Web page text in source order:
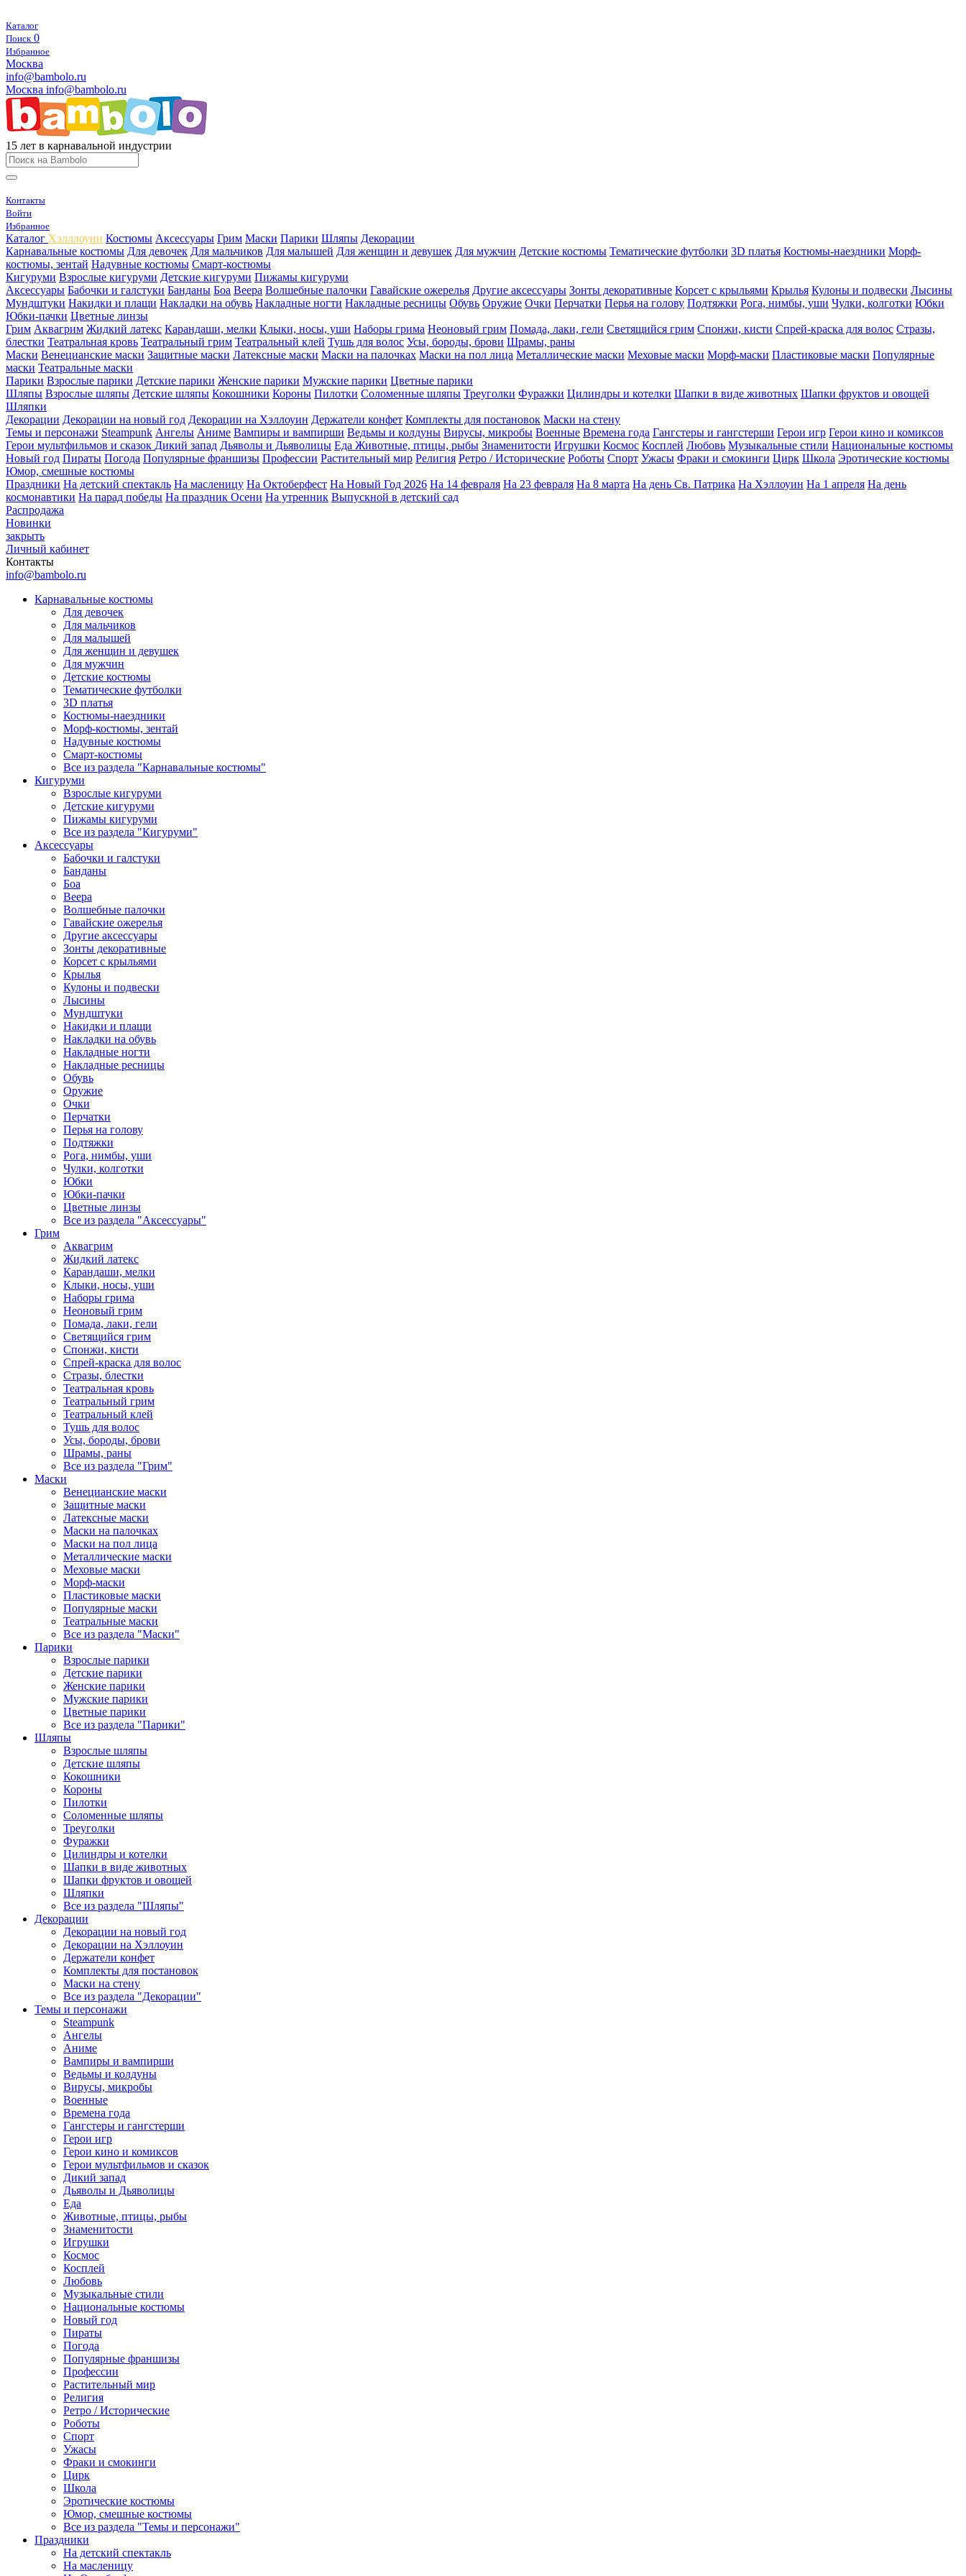
Каталог
Поиск 0
Избранное
Москва
info@bambolo.ru
Москва info@bambolo.ru
15 лет в карнавальной индустрии
Контакты
Войти
Избранное
Каталог Хэлллоуин Костюмы Аксессуары Грим Маски Парики Шляпы Декорации
Карнавальные костюмы Для девочек Для мальчиков Для малышей Для женщин и девушек Для мужчин Детские костюмы Тематические футболки 3D платья Костюмы-наездники Морф-
костюмы, зентай Надувные костюмы Смарт-костюмы
Кигуруми Взрослые кигуруми Детские кигуруми Пижамы кигуруми
Аксессуары Бабочки и галстуки Банданы Боа Веера Волшебные палочки Гавайские ожерелья Другие аксессуары Зонты декоративные Корсет с крыльями Крылья Кулоны и подвески Лысины
Мундштуки Накидки и плащи Накладки на обувь Накладные ногти Накладные ресницы Обувь Оружие Очки Перчатки Перья на голову Подтяжки Рога, нимбы, уши Чулки, колготки Юбки
Юбки-пачки Цветные линзы
Грим Аквагрим Жидкий латекс Карандаши, мелки Клыки, носы, уши Наборы грима Неоновый грим Помада, лаки, гели Светящийся грим Спонжи, кисти Спрей-краска для волос Стразы,
блестки Театральная кровь Театральный грим Театральный клей Тушь для волос Усы, бороды, брови Шрамы, раны
Маски Венецианские маски Защитные маски Латексные маски Маски на палочках Маски на пол лица Металлические маски Меховые маски Морф-маски Пластиковые маски Популярные
маски Театральные маски
Парики Взрослые парики Детские парики Женские парики Мужские парики Цветные парики
Шляпы Взрослые шляпы Детские шляпы Кокошники Короны Пилотки Соломенные шляпы Треуголки Фуражки Цилиндры и котелки Шапки в виде животных Шапки фруктов и овощей
Шляпки
Декорации Декорации на новый год Декорации на Хэллоуин Держатели конфет Комплекты для постановок Маски на стену
Темы и персонажи Steampunk Ангелы Аниме Вампиры и вампирши Ведьмы и колдуны Вирусы, микробы Военные Времена года Гангстеры и гангстерши Герои игр Герои кино и комиксов
Герои мультфильмов и сказок Дикий запад Дьяволы и Дьяволицы Еда Животные, птицы, рыбы Знаменитости Игрушки Космос Косплей Любовь Музыкальные стили Национальные костюмы
Новый год Пираты Погода Популярные франшизы Профессии Растительный мир Религия Ретро / Исторические Роботы Спорт Ужасы Фраки и смокинги Цирк Школа Эротические костюмы
Юмор, смешные костюмы
Праздники На детский спектакль На масленицу На Октоберфест На Новый Год 2026 На 14 февраля На 23 февраля На 8 марта На день Св. Патрика На Хэллоуин На 1 апреля На день
космонавтики На парад победы На праздник Осени На утренник Выпускной в детский сад
Распродажа
Новинки
закрыть
Личный кабинет
Контакты
info@bambolo.ru
Карнавальные костюмы
Для девочек
Для мальчиков
Для малышей
Для женщин и девушек
Для мужчин
Детские костюмы
Тематические футболки
3D платья
Костюмы-наездники
Морф-костюмы, зентай
Надувные костюмы
Смарт-костюмы
Все из раздела "Карнавальные костюмы"
Кигуруми
Взрослые кигуруми
Детские кигуруми
Пижамы кигуруми
Все из раздела "Кигуруми"
Аксессуары
Бабочки и галстуки
Банданы
Боа
Веера
Волшебные палочки
Гавайские ожерелья
Другие аксессуары
Зонты декоративные
Корсет с крыльями
Крылья
Кулоны и подвески
Лысины
Мундштуки
Накидки и плащи
Накладки на обувь
Накладные ногти
Накладные ресницы
Обувь
Оружие
Очки
Перчатки
Перья на голову
Подтяжки
Рога, нимбы, уши
Чулки, колготки
Юбки
Юбки-пачки
Цветные линзы
Все из раздела "Аксессуары"
Грим
Аквагрим
Жидкий латекс
Карандаши, мелки
Клыки, носы, уши
Наборы грима
Неоновый грим
Помада, лаки, гели
Светящийся грим
Спонжи, кисти
Спрей-краска для волос
Стразы, блестки
Театральная кровь
Театральный грим
Театральный клей
Тушь для волос
Усы, бороды, брови
Шрамы, раны
Все из раздела "Грим"
Маски
Венецианские маски
Защитные маски
Латексные маски
Маски на палочках
Маски на пол лица
Металлические маски
Меховые маски
Морф-маски
Пластиковые маски
Популярные маски
Театральные маски
Все из раздела "Маски"
Парики
Взрослые парики
Детские парики
Женские парики
Мужские парики
Цветные парики
Все из раздела "Парики"
Шляпы
Взрослые шляпы
Детские шляпы
Кокошники
Короны
Пилотки
Соломенные шляпы
Треуголки
Фуражки
Цилиндры и котелки
Шапки в виде животных
Шапки фруктов и овощей
Шляпки
Все из раздела "Шляпы"
Декорации
Декорации на новый год
Декорации на Хэллоуин
Держатели конфет
Комплекты для постановок
Маски на стену
Все из раздела "Декорации"
Темы и персонажи
Steampunk
Ангелы
Аниме
Вампиры и вампирши
Ведьмы и колдуны
Вирусы, микробы
Военные
Времена года
Гангстеры и гангстерши
Герои игр
Герои кино и комиксов
Герои мультфильмов и сказок
Дикий запад
Дьяволы и Дьяволицы
Еда
Животные, птицы, рыбы
Знаменитости
Игрушки
Космос
Косплей
Любовь
Музыкальные стили
Национальные костюмы
Новый год
Пираты
Погода
Популярные франшизы
Профессии
Растительный мир
Религия
Ретро / Исторические
Роботы
Спорт
Ужасы
Фраки и смокинги
Цирк
Школа
Эротические костюмы
Юмор, смешные костюмы
Все из раздела "Темы и персонажи"
Праздники
На детский спектакль
На масленицу